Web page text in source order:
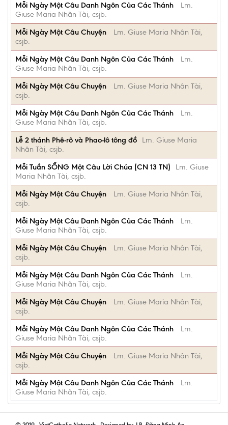
Mỗi Ngày Một Câu Danh Ngôn Của Các Thánh
Lm.
Giuse Maria Nhân Tài, csjb.
Mỗi Ngày Một Câu Chuyện
Lm. Giuse Maria Nhân Tài,
csjb.
Mỗi Ngày Một Câu Danh Ngôn Của Các Thánh
Lm.
Giuse Maria Nhân Tài, csjb.
Mỗi Ngày Một Câu Chuyện
Lm. Giuse Maria Nhân Tài,
csjb.
Mỗi Ngày Một Câu Danh Ngôn Của Các Thánh
Lm.
Giuse Maria Nhân Tài, csjb.
Lễ 2 thánh Phê-rô và Phao-lô tông đồ
Lm. Giuse Maria
Nhân Tài, csjb.
Mỗi Tuần SỐNG Một Câu Lời Chúa (CN 13 TN)
Lm. Giuse
Maria Nhân Tài, csjb.
Mỗi Ngày Một Câu Chuyện
Lm. Giuse Maria Nhân Tài,
csjb.
Mỗi Ngày Một Câu Danh Ngôn Của Các Thánh
Lm.
Giuse Maria Nhân Tài, csjb.
Mỗi Ngày Một Câu Chuyện
Lm. Giuse Maria Nhân Tài,
csjb.
Mỗi Ngày Một Câu Danh Ngôn Của Các Thánh
Lm.
Giuse Maria Nhân Tài, csjb.
Mỗi Ngày Một Câu Chuyện
Lm. Giuse Maria Nhân Tài,
csjb.
Mỗi Ngày Một Câu Danh Ngôn Của Các Thánh
Lm.
Giuse Maria Nhân Tài, csjb.
Mỗi Ngày Một Câu Chuyện
Lm. Giuse Maria Nhân Tài,
csjb.
Mỗi Ngày Một Câu Danh Ngôn Của Các Thánh
Lm.
Giuse Maria Nhân Tài, csjb.